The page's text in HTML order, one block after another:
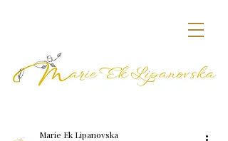
Marie Ek Lipanovska